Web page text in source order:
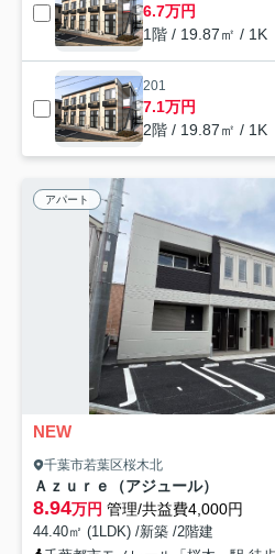
6.7万円
1階 / 19.87㎡ / 1K
201
7.1万円
2階 / 19.87㎡ / 1K
アパート
NEW
千葉市若葉区桜木北
Ａｚｕｒｅ（アジュール）
8.94万円 管理/共益費4,000円
44.40㎡ (1LDK) /新築 /2階建